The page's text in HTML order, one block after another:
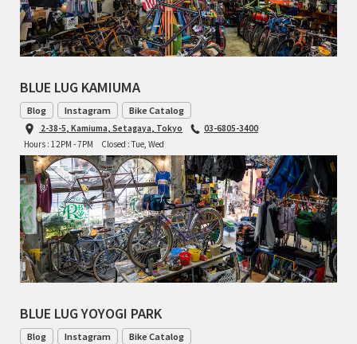
BLUE LUG KAMIUMA
Blog Instagram Bike Catalog
2-38-5, Kamiuma, Setagaya, Tokyo
03-6805-3400
Hours : 12PM - 7PM
Closed : Tue, Wed
BLUE LUG YOYOGI PARK
Blog Instagram Bike Catalog